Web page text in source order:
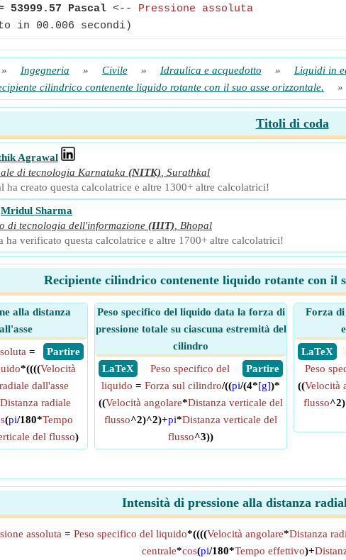
53999.57 Pascal <-- Pressione assoluta
in 00.006 secondi)
» Ingegneria » Civile » Idraulica e acquedotto » Liquidi in
cilindrico contenente liquido rotante con il suo asse orizzontale.
»
Titoli di coda
Agrawal
di tecnologia Karnataka (NITK) Surathkal
ha creato questa calcolatrice e altre 1300+ altre calcolatrici!
Mridul Sharma
di tecnologia dell'informazione (IIIT)
Bhopal
ha verificato questa calcolatrice e altre 1700+ altre calcolatrici!
Recipiente cilindrico contenente liquido rotante con il
alla distanza
​ Partire
=
*((((Velocità
dall'asse
Distanza radiale
(pi/180*Tempo
del flusso)
Peso specifico del liquido data la forza di
pressione totale su ciascuna estremità del
cilindro
​ LaTeX
​ Partire
Peso specifico del
liquido = Forza sul cilindro/((pi/(4*[g])*
((Velocità angolare*Distanza verticale del
flusso^2)^2)+pi*Distanza verticale del
flusso^3))
Forza di
​ LaTeX
Peso
((Velocità
flusso
Intensità di pressione alla distanza
assoluta = Peso specifico del liquido*((((Velocità angolare*Distanza
centrale*cos(pi/180*Tempo effettivo)+